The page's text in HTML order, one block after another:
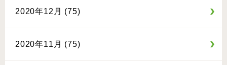
2020年12月 (75)
2020年11月 (75)